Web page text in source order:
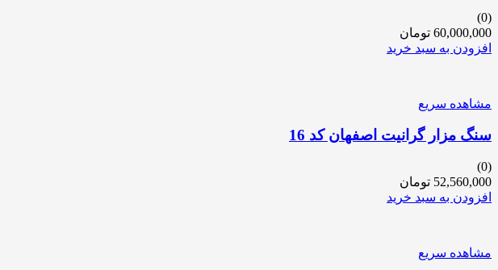
(0)
60,000,000 تومان
افزودن به سبد خرید
مشاهده سریع
سنگ مزار گرانیت اصفهان کد 16
(0)
52,560,000 تومان
افزودن به سبد خرید
مشاهده سریع